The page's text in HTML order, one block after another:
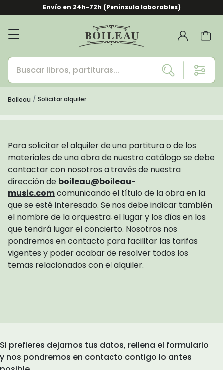
Envío en 24h-72h (Península laborables)
Boileau Solicitar alquiler
Para solicitar el alquiler de una partitura o de los
materiales de una obra de nuestro catálogo se debe
contactar con nosotros a través de nuestra
dirección de boileau@boileau-
music.comcomunicando el título de la obra en la
que se esté interesado. Se nos debe indicar también
el nombre de la orquestra, el lugar y los días en los
que tendrá lugar el concierto. Nosotros nos
pondremos en contacto para facilitar las tarifas
vigentes y poder acabar de resolver todos los
temas relacionados con el alquiler.
Si prefieres dejarnos tus datos, rellena el formulario
y nos pondremos en contacto contigo lo antes